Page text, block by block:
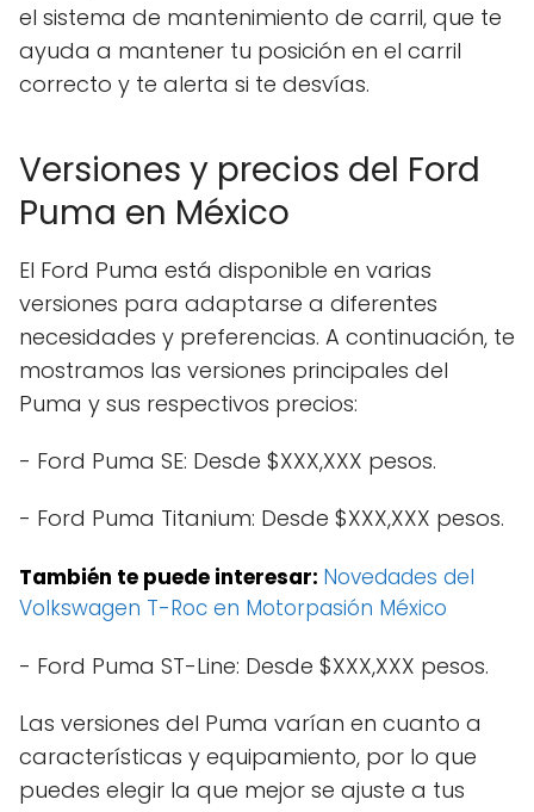
el sistema de mantenimiento de carril, que te
ayuda a mantener tu posición en el carril
correcto y te alerta si te desvías.
Versiones y precios del Ford
Puma en México
El Ford Puma está disponible en varias
versiones para adaptarse a diferentes
necesidades y preferencias. A continuación, te
mostramos las versiones principales del
Puma y sus respectivos precios:
- Ford Puma SE: Desde $XXX,XXX pesos.
- Ford Puma Titanium: Desde $XXX,XXX pesos.
También te puede interesar: Novedades del
Volkswagen T-Roc en Motorpasión México
- Ford Puma ST-Line: Desde $XXX,XXX pesos.
Las versiones del Puma varían en cuanto a
características y equipamiento, por lo que
puedes elegir la que mejor se ajuste a tus